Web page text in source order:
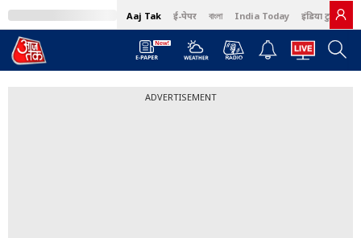
Aaj Tak ई-पेपर বাংলা India Today इंडिया टुडे हिंदी
ADVERTISEMENT